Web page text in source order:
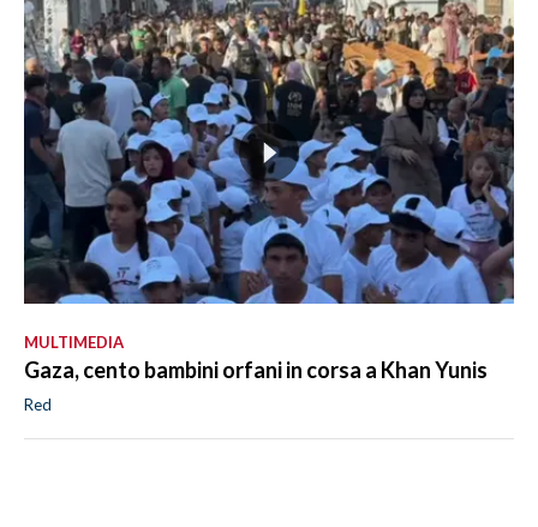
MULTIMEDIA
Gaza, cento bambini orfani in corsa a Khan Yunis
Red